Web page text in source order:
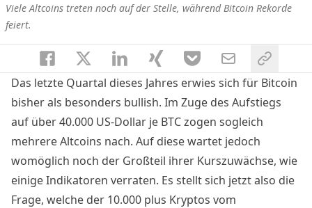
Viele Altcoins treten noch auf der Stelle, während Bitcoin Rekorde
feiert.
Das letzte Quartal dieses Jahres erwies sich für Bitcoin
bisher als besonders bullish. Im Zuge des Aufstiegs
auf über 40.000 US-Dollar je BTC zogen sogleich
mehrere Altcoins nach. Auf diese wartet jedoch
womöglich noch der Großteil ihrer Kurszuwächse, wie
einige Indikatoren verraten. Es stellt sich jetzt also die
Frage, welche der 10.000 plus Kryptos vom